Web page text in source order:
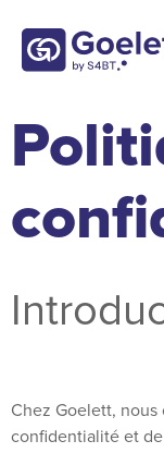
Chez Goelett, nous
confidentialité et